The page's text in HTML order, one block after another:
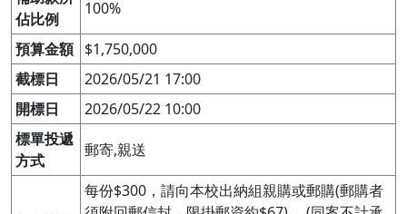
佔比例
100%
預算金額 $1,750,000
截標日
2026/05/21 17:00
開標日
2026/05/22 10:00
標單投遞
方式
郵寄,親送
每份$300，請向本校出納組親購或郵購(郵購者